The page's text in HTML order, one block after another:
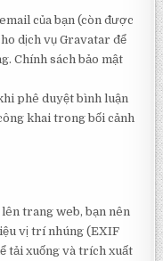
của bạn (còn được
dịch vụ Gravatar để
Chính sách bảo mật
phê duyệt bình luận
khai trong bối cảnh
trang web, bạn nên
vị trí nhúng (EXIF
tải xuống và trích xuất